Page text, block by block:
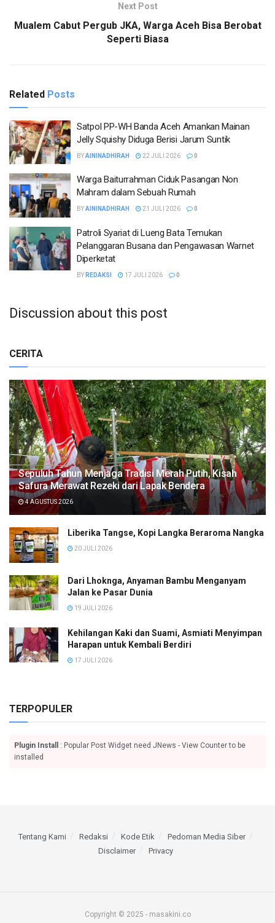
Next Post
Mualem Cabut Pergub JKA, Warga Aceh Bisa Berobat
Seperti Biasa
Related Posts
Satpol PP-WH Banda Aceh Amankan Mainan
Jelly Squishy Diduga Berisi Jarum Suntik
BYAININADHIRAH 22 JULI 2026 0
Warga Baiturrahman Ciduk Pasangan Non
Mahram dalam Sebuah Rumah
BYAININADHIRAH 21 JULI 2026 0
Patroli Syariat di Lueng Bata Temukan
Pelanggaran Busana dan Pengawasan Warnet
Diperketat
BY REDAKSI 17 JULI 2026 0
Discussion about this post
CERITA
Sepuluh Tahun Menjaga Tradisi Merah Putih, Kisah
Safura Merawat Rezeki dari Lapak Bendera
4 AGUSTUS 2026
Liberika Tangse, Kopi Langka Beraroma Nangka
20 JULI 2026
Dari Lhoknga, Anyaman Bambu Menganyam
Jalan ke Pasar Dunia
19 JULI 2026
Kehilangan Kaki dan Suami, Asmiati Menyimpan
Harapan untuk Kembali Berdiri
17 JULI 2026
TERPOPULER
Plugin Install
: Popular Post Widget need JNews - View Counter to be
installed
Tentang Kami Redaksi Kode Etik
Pedoman Media Siber
Disclaimer
Privacy
Copyright © 2025 - masakini.co